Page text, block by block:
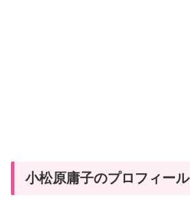
小松原庸子のプロフィール